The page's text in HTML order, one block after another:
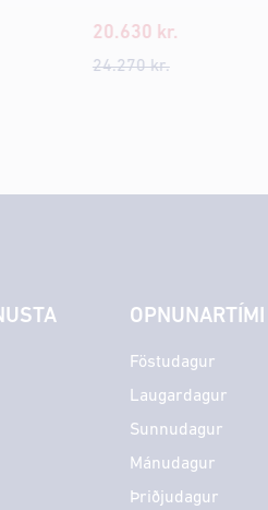
20.630 kr.
24.270kr.
OPNUNARTÍMI
Föstudagur
Laugardagur
Sunnudagur
Mánudagur
Þriðjudagur